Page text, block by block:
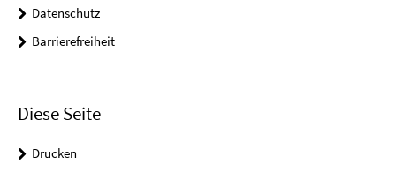
Datenschutz
Barrierefreiheit
Diese Seite
Drucken